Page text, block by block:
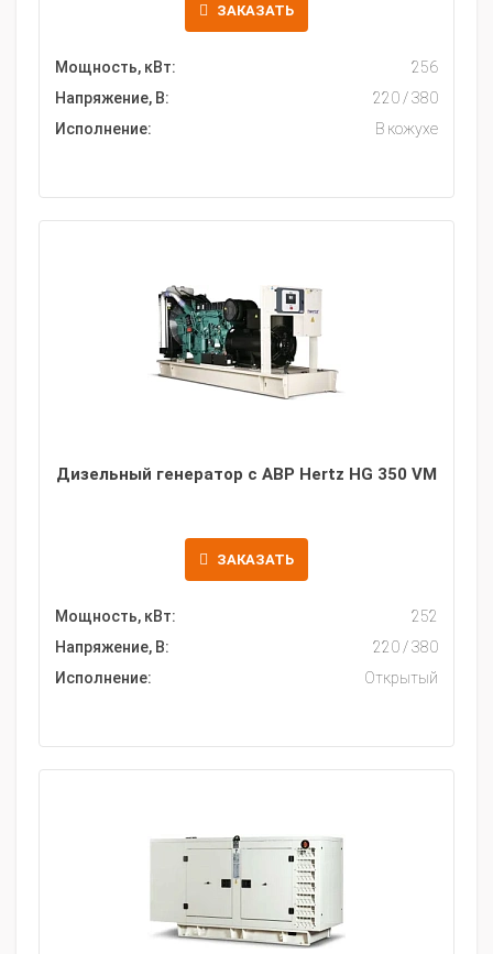
ЗАКАЗАТЬ
Мощность, кВт:
256
Напряжение, В:
220 / 380
Исполнение:
В кожухе
Дизельный генератор с АВР Hertz HG 350 VM
ЗАКАЗАТЬ
Мощность, кВт:
252
Напряжение, В:
220 / 380
Исполнение:
Открытый